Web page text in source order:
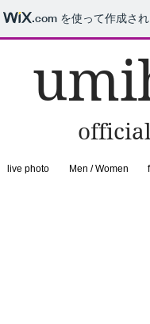
.com を使って作成さ
live photo Men / Women